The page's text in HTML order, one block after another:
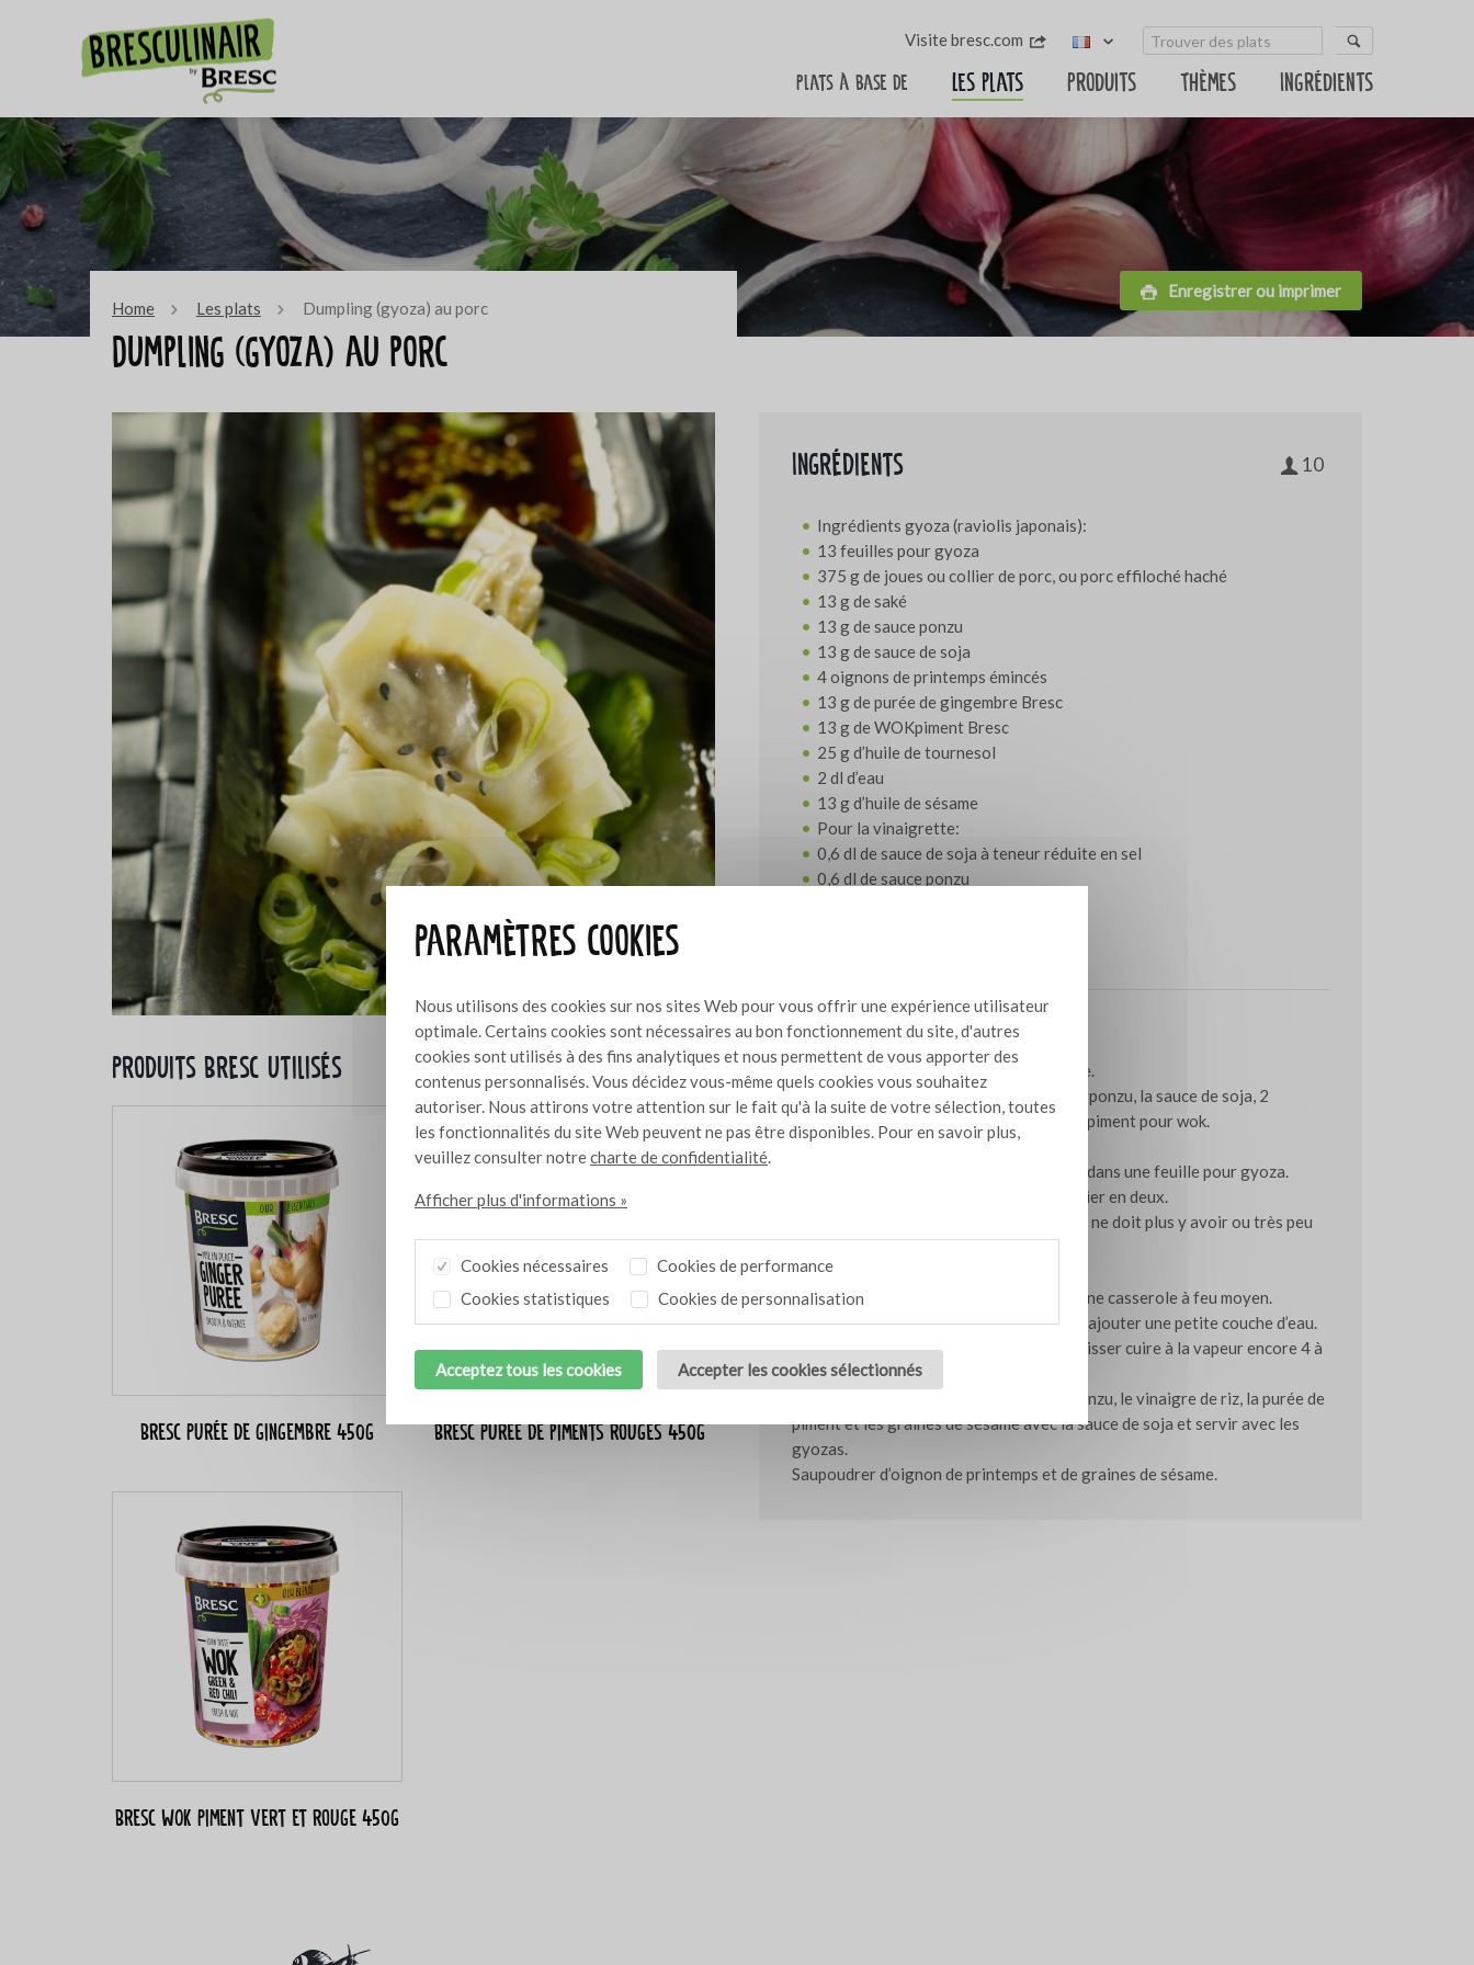
Paramètres cookies
Nous utilisons des cookies sur nos sites Web pour vous offrir une expérience utilisateur
optimale. Certains cookies sont nécessaires au bon fonctionnement du site, d'autres
cookies sont utilisés à des fins analytiques et nous permettent de vous apporter des
contenus personnalisés. Vous décidez vous-même quels cookies vous souhaitez
autoriser. Nous attirons votre attention sur le fait qu'à la suite de votre sélection, toutes
les fonctionnalités du site Web peuvent ne pas être disponibles. Pour en savoir plus,
veuillez consulter notrecharte de confidentialité.
Afficher plus d'informations »
Cookies nécessaires
Cookies de performance
Cookies statistiques
Cookies de personnalisation
Acceptez tous les cookies Accepter les cookies sélectionnés
Visite bresc.com
Plats à base de Les plats Produits Thèmes Ingrédients
Home Les plats Dumpling (gyoza) au porc
Dumpling (gyoza) au porc
Enregistrer ou imprimer
Produits Bresc utilisés
Bresc Purée de gingembre 450g Bresc Purée de piments rouges 450g
Bresc WOK Piment vert et rouge 450g
Ingrédients 10
Ingrédients gyoza (raviolis japonais):
13 feuilles pour gyoza
375 g de joues ou collier de porc, ou porc effiloché haché
13 g de saké
13 g de sauce ponzu
13 g de sauce de soja
4 oignons de printemps émincés
13 g de purée de gingembre Bresc
13 g de WOKpiment Bresc
25 g d’huile de tournesol
2 dl d’eau
13 g d’huile de sésame
Pour la vinaigrette:
0,6 dl de sauce de soja à teneur réduite en sel
0,6 dl de sauce ponzu
Méthode de préparation
Pour les gyoza, hacher finement la viande.
Mélanger la viande avec le saké, la sauce ponzu, la sauce de soja, 2
oignons de printemps, le gingembre et le piment pour wok.
Bien mélanger.
Verser 1 à 2 cuillères à café de garniture dans une feuille pour gyoza.
Enduire les bords avec de l’eau et les replier en deux.
Appuyer bien sur les bords pour fermer. Il ne doit plus y avoir ou très peu
d'air dans les raviolis.
Faire chauffer l’huile de tournesol dans une casserole à feu moyen.
Disposer les gyozas dans la casserole et ajouter une petite couche d’eau.
Mettre le couvercle sur la casserole et laisser cuire à la vapeur encore 4 à
5 minutes.
Pour la vinaigrette, mélanger la sauce ponzu, le vinaigre de riz, la purée de
piment et les graines de sésame avec la sauce de soja et servir avec les
gyozas.
Saupoudrer d’oignon de printemps et de graines de sésame.